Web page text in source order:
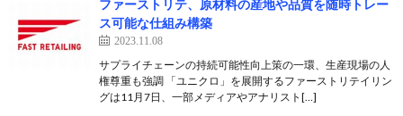
ファーストリテ、原材料の産地や品質を随時トレー
ス可能な仕組み構築
2023.11.08
サプライチェーンの持続可能性向上策の一環、生産現場の人
権尊重も強調 「ユニクロ」を展開するファーストリテイリン
グは11月7日、一部メディアやアナリスト[…]